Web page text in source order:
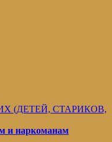
(ДЕТЕЙ, СТАРИКОВ,
и наркоманам